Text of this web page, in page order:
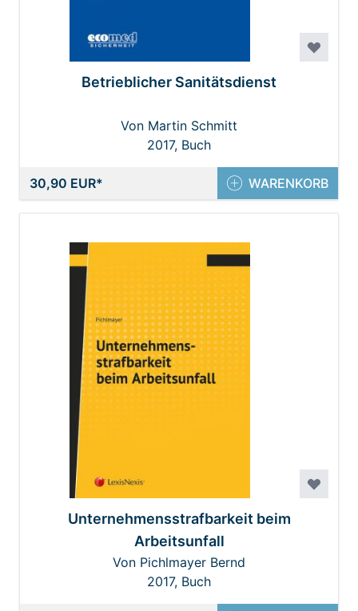
Betrieblicher Sanitätsdienst
Von Martin Schmitt
2017, Buch
30,90 EUR WARENKORB
Unternehmensstrafbarkeit beim
Arbeitsunfall
Von Pichlmayer Bernd
2017, Buch